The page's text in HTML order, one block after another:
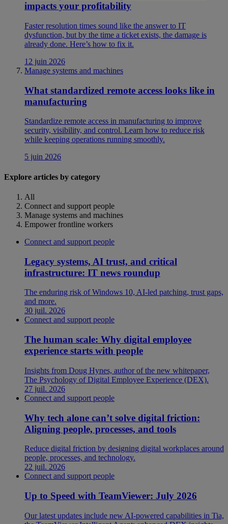
impacts your profitability
Faster resolution times sound like the answer to IT
dysfunction, but by the time a ticket exists, the damage is
already done. Here’s how to fix it.
12 juin 2026
Manage systems and machines
What standardized remote access looks like in
manufacturing
Standardize remote access in manufacturing to improve
security, visibility, and control. Learn how to reduce risk
while keeping operations running smoothly.
5 juin 2026
Explore articles by category
All
Connect and support people
Manage systems and machines
Empower frontline workers
Connect and support people
Legacy systems, AI trust, and critical
infrastructure: IT news roundup
The enduring risk of Windows 10, AI-led patching, trust gaps,
and more.
30 juil. 2026
Connect and support people
The human scale: Why digital employee
experience starts with people
Insights from Doug Hynes, author of the new whitepaper,
The Psychology of Digital Employee Experience (DEX).
27 juil. 2026
Connect and support people
Why tech alone can’t solve digital friction:
Aligning people, processes, and tools
Reduce digital friction by designing digital workplaces around
people, processes, and technology.
22 juil. 2026
Connect and support people
Up to Speed with TeamViewer: July 2026
Our latest updates include new AI-powered capabilities in Tia,